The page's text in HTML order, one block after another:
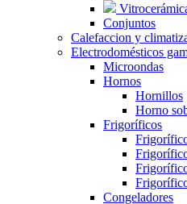
Conjuntos
Calefaccion y
Electrodomésticos
Microondas
Hornos
Hornillos
Horno
Frigoríficos
Congeladores